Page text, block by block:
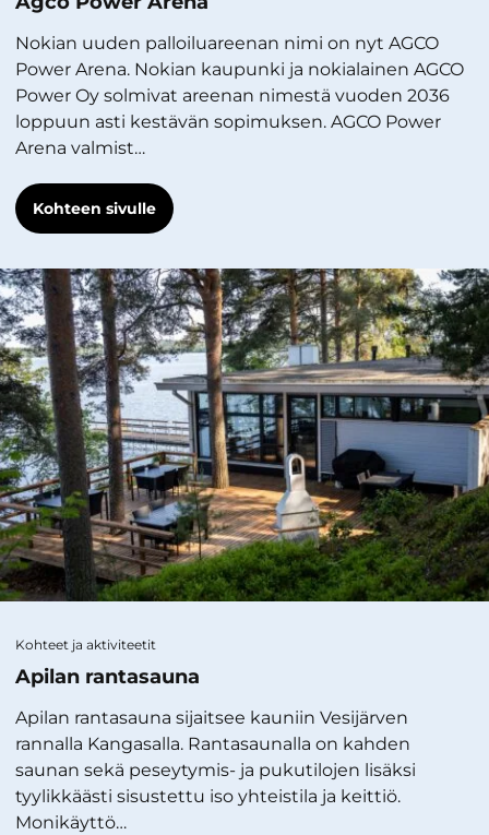
Nokian uuden palloiluareenan nimi on nyt AGCO
Power Arena. Nokian kaupunki ja nokialainen AGCO
Power Oy solmivat areenan nimestä vuoden 2036
loppuun asti kestävän sopimuksen. AGCO Power
Arena valmist…
Kohteen sivulle
Kohteet ja aktiviteetit
Apilan rantasauna
Apilan rantasauna sijaitsee kauniin Vesijärven
rannalla Kangasalla. Rantasaunalla on kahden
saunan sekä peseytymis- ja pukutilojen lisäksi
tyylikkäästi sisustettu iso yhteistila ja keittiö.
Monikäyttö…